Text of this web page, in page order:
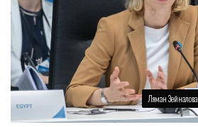
Ляман Зейналова